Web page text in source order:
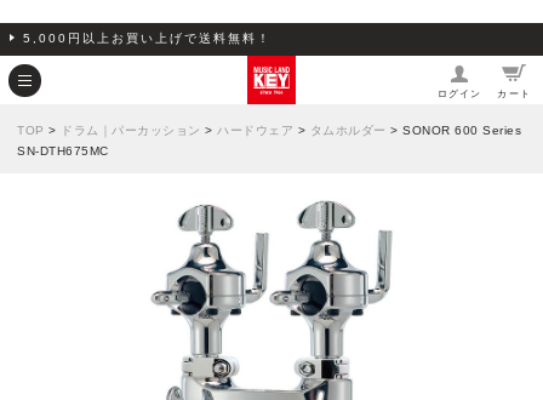
5,000円以上お買い上げで送料無料！
ログイン カート
TOP > ドラム｜パーカッション > ハードウェア > タムホルダー > SONOR 600 Series
SN-DTH675MC